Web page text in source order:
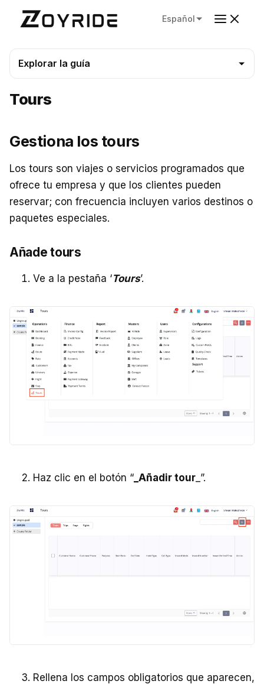
Español
Explorar la guía
Tours
Gestiona los tours
Los tours son viajes o servicios programados que
ofrece tu empresa y que los clientes pueden
reservar; con frecuencia incluyen varios destinos o
paquetes especiales.
Añade tours
Ve a la pestaña ‘Tours’.
Haz clic en el botón “ _Añadir tour_”.
Rellena los campos obligatorios que aparecen,